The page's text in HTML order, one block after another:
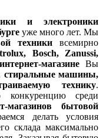
и электроники
уже много лет. Мы
техникивсемирно
Bosch, Zanussi,
интернет-магазине Вы
стиральные машины,
технику.
среди
магазинов бытовой
делать условия
склада максимально